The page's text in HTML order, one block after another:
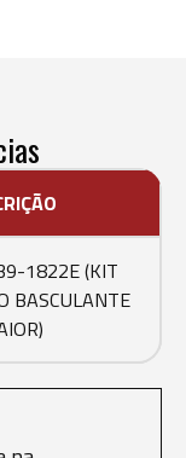
1822E (KIT
BASCULANTE